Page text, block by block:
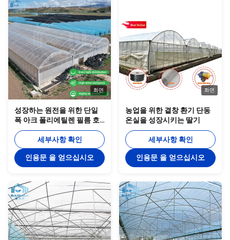
화면
성장하는 원전을 위한 단일
폭 아크 폴리에틸렌 필름 호
박 6m 높은 터널 플라스틱 온
실
세부사항 확인
인용문 을 얻으십시오
화면
농업을 위한 곁창 환기 단동
온실을 성장시키는 딸기
세부사항 확인
인용문 을 얻으십시오